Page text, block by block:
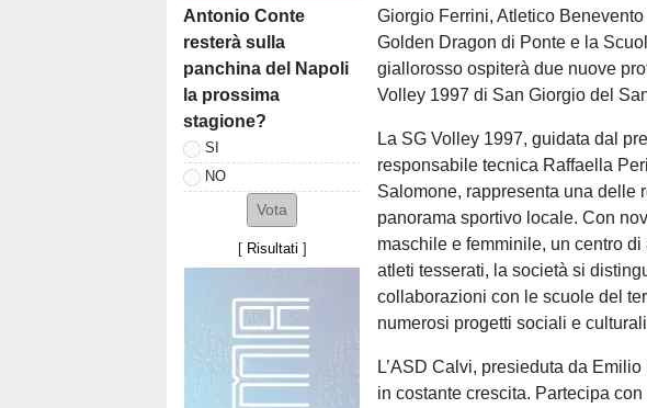
Antonio Conte
resterà sulla
panchina del Napoli
la prossima
stagione?
SI
NO
[ Risultati ]
Giorgio Ferrini, Atletico
Golden Dragon di Ponte e la
giallorosso ospiterà due nuove
Volley 1997 di San Giorgio del
La SG Volley 1997, guidata dal
responsabile tecnica Raffaella
Salomone, rappresenta una delle
panorama sportivo locale. Con
maschile e femminile, un centro
atleti tesserati, la società si
collaborazioni con le scuole del
numerosi progetti sociali e
L’ASD Calvi, presieduta da
in costante crescita. Partecipa